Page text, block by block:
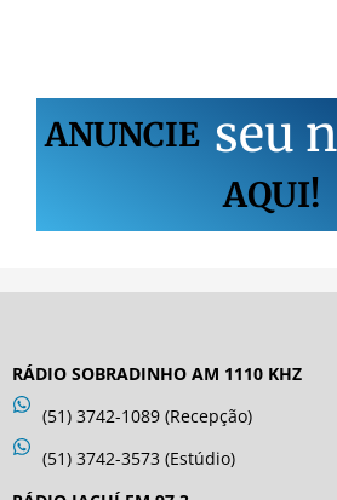
ANUNCIE seu n
AQUI!
RÁDIO SOBRADINHO AM 1110 KHZ
(51) 3742-1089 (Recepção)
(51) 3742-3573 (Estúdio)